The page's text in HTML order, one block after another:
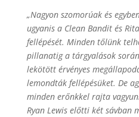
„Nagyon szomorúak és
ugyanis a Clean Bandit és
fellépését. Minden tőlünk
pillanatig a tárgyalások
lekötött érvényes
lemondták fellépésüket. De
minden erőnkkel rajta
Ryan Lewis előtti két sávban